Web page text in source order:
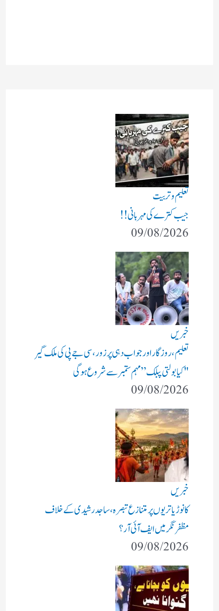
تعلیم و تربیت
جیب کترے کی مہربانی !!
09/08/2026
خبریں
تعلیم، روزگار اور جواب دہی پر زور، سی جے پی کی ملک گیر
"کیا بولتی پبلک” مہم ستمبر سے شروع ہوگی
09/08/2026
خبریں
کانوڑ یاتریوں پر متنازع تبصرہ، ساجد رشیدی کے خلاف
مظفرنگر میں ایف آئی آر؟
09/08/2026